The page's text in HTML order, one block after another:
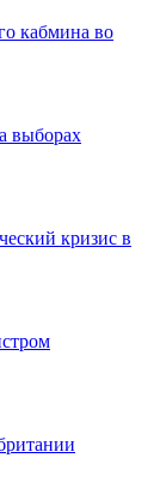
кабмина во
выборах
кризис в